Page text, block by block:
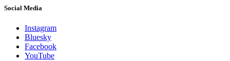
Social Media
Instagram
Bluesky
Facebook
YouTube